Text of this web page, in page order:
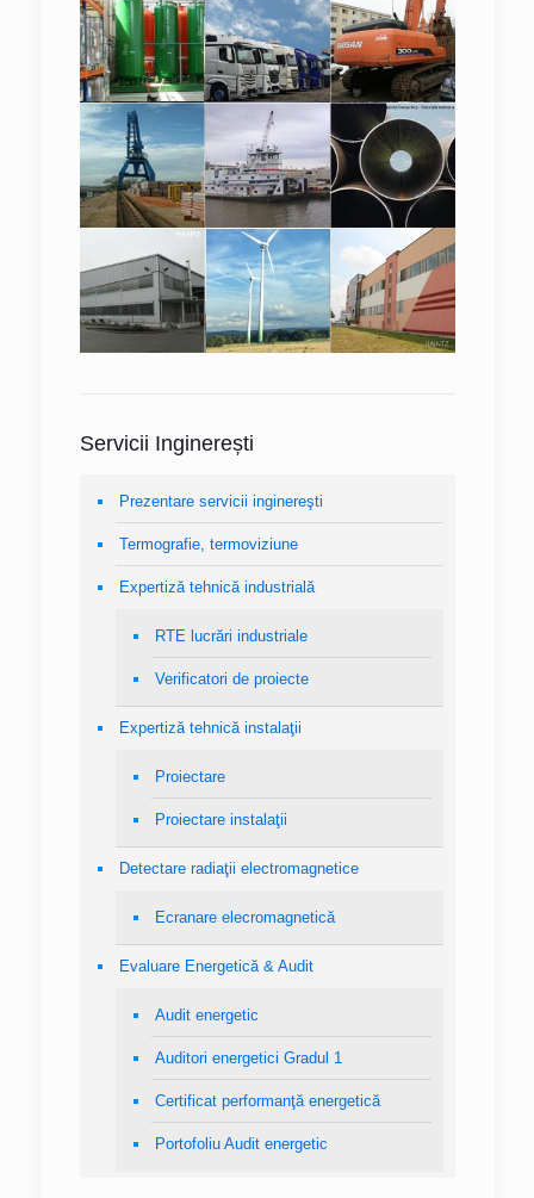
Servicii Inginerești
Prezentare servicii inginereşti
Termografie, termoviziune
Expertiză tehnică industrială
RTE lucrări industriale
Verificatori de proiecte
Expertiză tehnică instalaţii
Proiectare
Proiectare instalaţii
Detectare radiaţii electromagnetice
Ecranare elecromagnetică
Evaluare Energetică & Audit
Audit energetic
Auditori energetici Gradul 1
Certificat performanţă energetică
Portofoliu Audit energetic